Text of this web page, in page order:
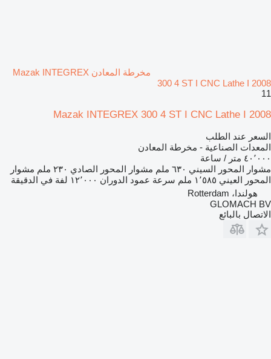
مخرطة المعادن Mazak INTEGREX
300 4 ST I CNC Lathe I 2008
11
Mazak INTEGREX 300 4 ST I CNC Lathe I 2008
السعر عند الطلب
المعدات الصناعية - مخرطة المعادن
٤٠٬٠٠٠ متر / ساعة
مشوار المحور السيني ٦٣٠ ملم مشوار المحور الصادي ٢٣٠ ملم
مشوار
المحور العيني ١٬٥٨٥ ملم سرعة عمود الدوران ١٢٬٠٠٠ لفة في الدقيقة
هولندا، Rotterdam
GLOMACH BV
الاتصال بالبائع